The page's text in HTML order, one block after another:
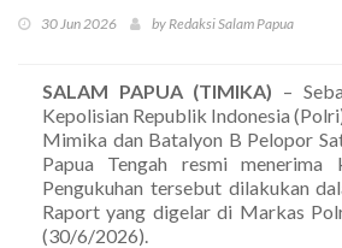
30 Jun 2026 by Redaksi Salam Papua
SALAM PAPUA (TIMIKA) –
Kepolisian Republik Indonesia
Mimika dan Batalyon B Pelopor
Papua Tengah resmi menerima
Pengukuhan tersebut dilakukan
Raport yang digelar di Markas
(30/6/2026).